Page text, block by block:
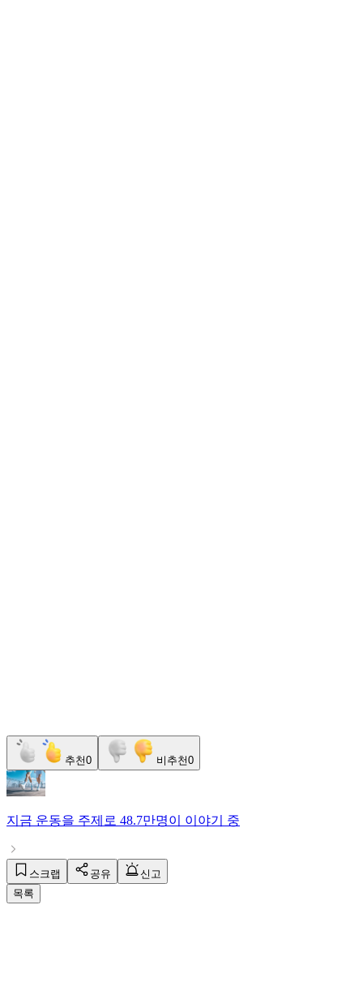
추천0 비추천0
지금 운동을 주제로 48.7만명이 이야기 중
스크랩 공유
신고
목록